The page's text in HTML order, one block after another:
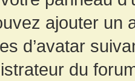
ajouter un
d’avatar
du